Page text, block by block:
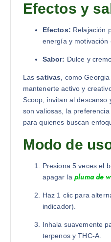
Efectos y
Efectos: Relajación
energía y motivación
Sabor: Dulce y
Lassativas, como
mantenerte activo y
Scoop, invitan al descanso
son valiosas, la
para quienes buscan
Modo de
Presiona 5 veces el
apagar lapluma de
Haz 1 clic para
indicador).
Inhala suavemente
terpenos y THC-A.